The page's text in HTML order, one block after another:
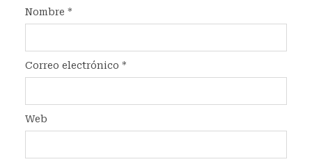
Nombre *
Correo electrónico *
Web